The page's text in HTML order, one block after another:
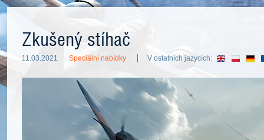
Zkušený stíhač
11.03.2021 Speciální nabídky V ostatních jazycích: